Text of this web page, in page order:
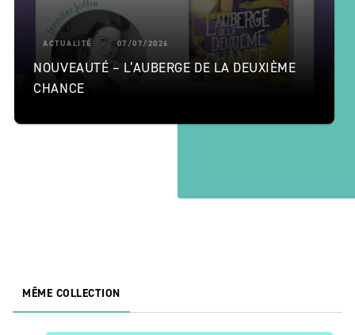
ACTUALITÉ 07/07/2026
NOUVEAUTÉ – L’AUBERGE DE LA DEUXIÈME
CHANCE
MÊME COLLECTION